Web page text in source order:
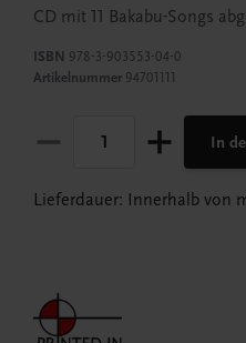
CD mit 11 Bakabu-Songs
ISBN 978-3-903553-04-0
Artikelnummer 94701111
In
Lieferdauer: Innerhalb von